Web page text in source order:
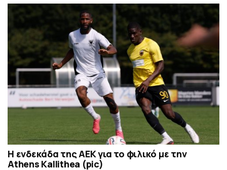
Η ενδεκάδα της ΑΕΚ για το φιλικό με την
Athens Kallithea (pic)